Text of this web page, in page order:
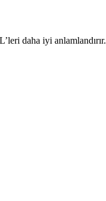
daha iyi anlamlandırır.